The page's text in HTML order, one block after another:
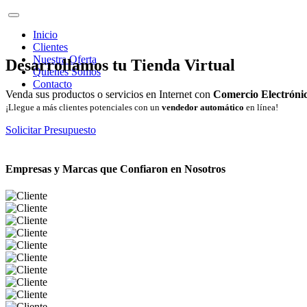
Inicio
Clientes
Nuestra Oferta
Quienes Somos
Contacto
Desarrollamos tu Tienda Virtual
Venda sus productos o servicios en Internet con Comercio
¡Llegue a más clientes potenciales con un vendedor automático en línea!
Solicitar Presupuesto
Empresas y Marcas que Confiaron en Nosotros